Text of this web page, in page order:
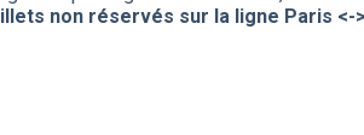
non réservés sur la ligne Paris <-